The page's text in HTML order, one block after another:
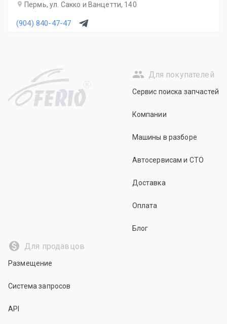
Пермь, ул. Сакко и Ванцетти, 140
(904) 840-47-47
R
Для покупателей
Сервис поиска запчастей
Компании
Машины в разборе
Автосервисам и СТО
Доставка
Оплата
Блог
Для продавцов
Размещение
Система запросов
API